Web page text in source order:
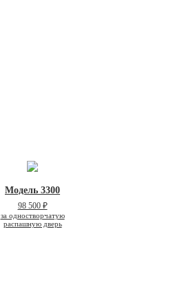
Модель 3300
98 500 ₽
за одностворчатую
распашную дверь